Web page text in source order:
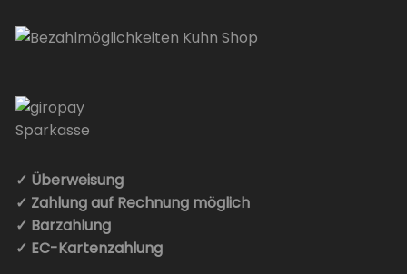
✓ Überweisung
✓ Zahlung auf Rechnung möglich
✓ Barzahlung
✓ EC-Kartenzahlung